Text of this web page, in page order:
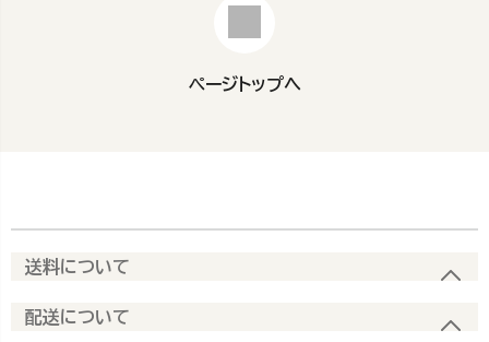
ページトップへ
送料について
配送について